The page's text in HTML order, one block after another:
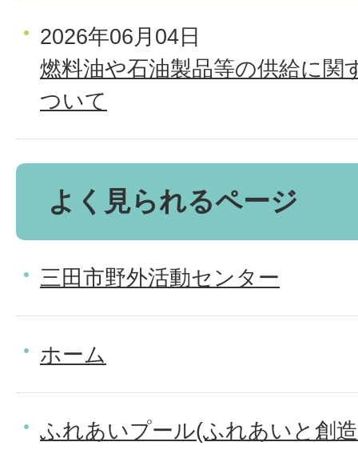
2026年06月04日
燃料油や石油製品等の供給に関
ついて
よく見られるページ
三田市野外活動センター
ホーム
ふれあいプール(ふれあいと創